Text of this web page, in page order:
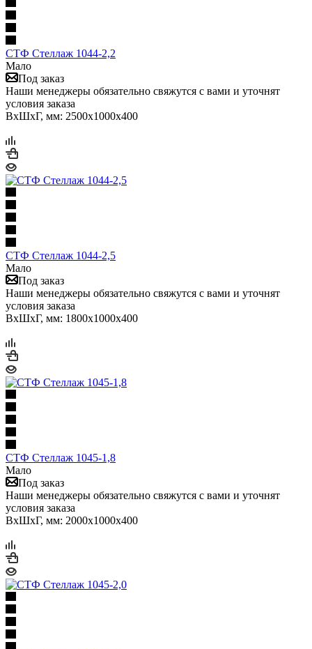
СТФ Стеллаж 1044-2,2
Мало
Под заказ
Наши менеджеры обязательно свяжутся с вами и уточнят
условия заказа
ВхШхГ, мм: 2500x1000x400
СТФ Стеллаж 1044-2,5
Мало
Под заказ
Наши менеджеры обязательно свяжутся с вами и уточнят
условия заказа
ВхШхГ, мм: 1800x1000x400
СТФ Стеллаж 1045-1,8
Мало
Под заказ
Наши менеджеры обязательно свяжутся с вами и уточнят
условия заказа
ВхШхГ, мм: 2000x1000x400